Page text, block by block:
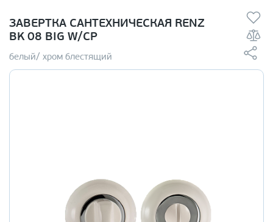
ЗАВЕРТКА САНТЕХНИЧЕСКАЯ RENZ
BK 08 BIG W/CP
белый/ хром блестящий